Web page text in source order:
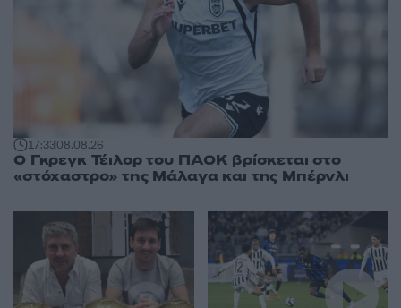
17:3308.08.26
Ο Γκρεγκ Τέιλορ του ΠΑΟΚ βρίσκεται στο
«στόχαστρο» της Μάλαγα και της Μπέρνλι